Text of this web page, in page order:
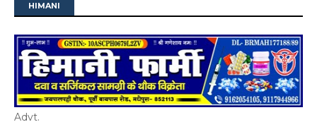
HIMANI
Advt.